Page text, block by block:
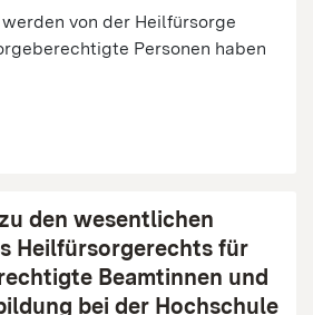
von der Heilfürsorge
Personen haben
den wesentlichen
Heilfürsorgerechts für
Beamtinnen und
bei der Hochschule